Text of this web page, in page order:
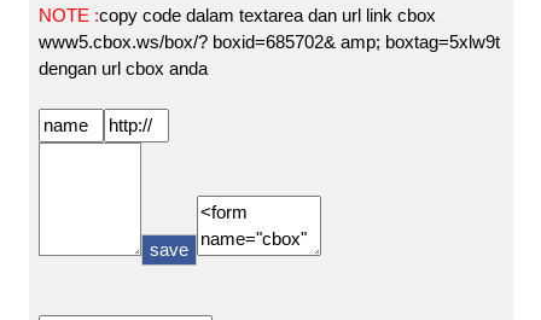
NOTE :copy code dalam textarea dan url link cbox
www5.cbox.ws/box/? boxid=685702& amp; boxtag=5xlw9t
dengan url cbox anda